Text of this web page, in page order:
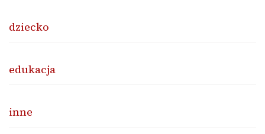
dziecko
edukacja
inne